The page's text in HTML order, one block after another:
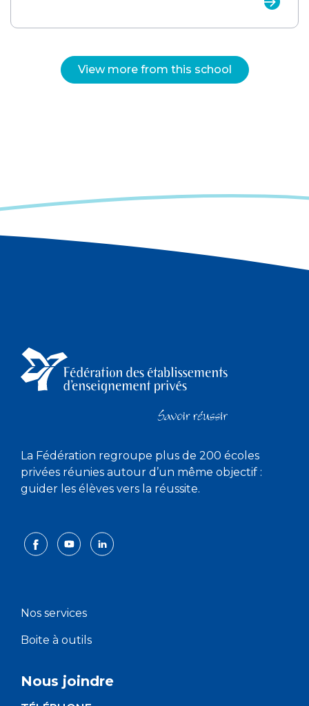
View more from this school
La Fédération regroupe plus de 200 écoles
privées réunies autour d’un même objectif :
guider les élèves vers la réussite.
Nos services
Boite à outils
Nous joindre